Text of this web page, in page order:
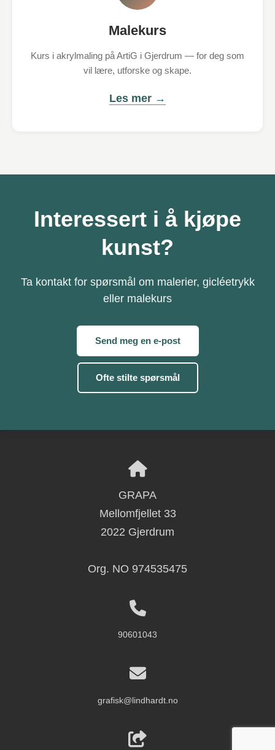
Malekurs
Kurs i akrylmaling på ArtiG i Gjerdrum — for deg som
vil lære, utforske og skape.
Les mer →
Interessert i å kjøpe
kunst?
Ta kontakt for spørsmål om malerier, gicléetrykk
eller malekurs
Send meg en e-post
Ofte stilte spørsmål
GRAPA
Mellomfjellet 33
2022 Gjerdrum
Org. NO 974535475
90601043
grafisk@lindhardt.no